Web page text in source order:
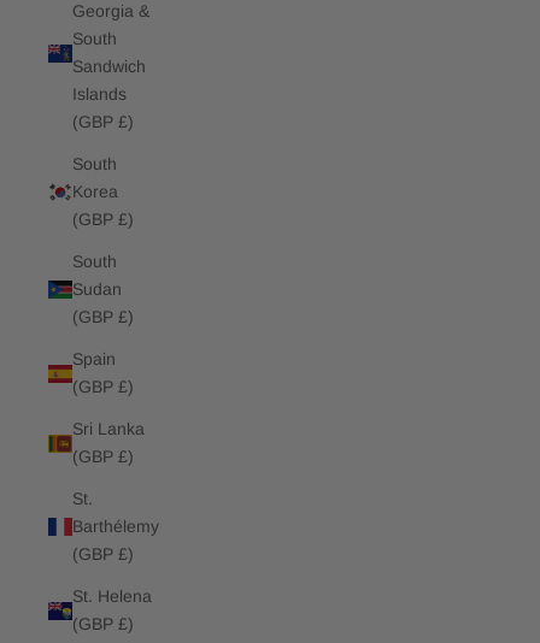
Georgia &
South
Sandwich
Islands
(GBP £)
South
Korea
(GBP £)
South
Sudan
(GBP £)
Spain
(GBP £)
Sri Lanka
(GBP £)
St.
Barthélemy
(GBP £)
St. Helena
(GBP £)